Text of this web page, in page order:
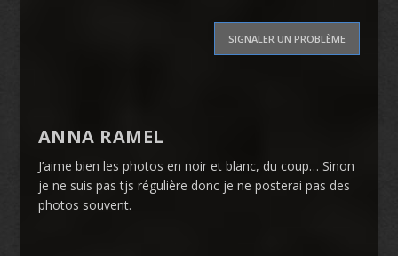
SIGNALER UN PROBLÈME
ANNA RAMEL
J’aime bien les photos en noir et blanc, du coup… Sinon
je ne suis pas tjs régulière donc je ne posterai pas des
photos souvent.